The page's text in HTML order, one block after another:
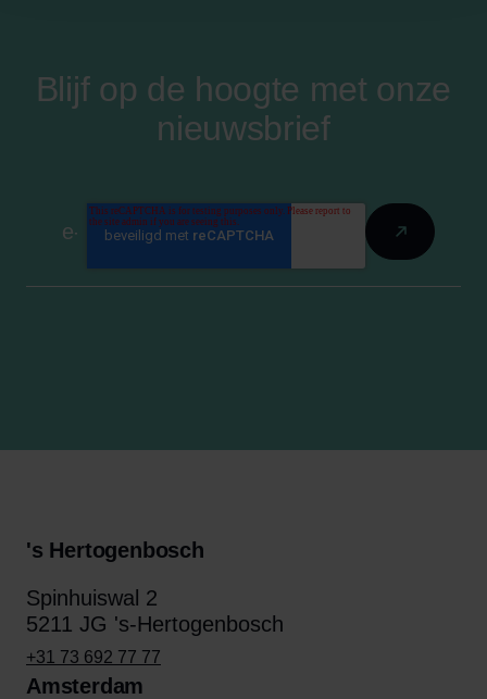
Blijf op de hoogte met onze
nieuwsbrief
's Hertogenbosch
Spinhuiswal 2
5211 JG 's-Hertogenbosch
+31 73 692 77 77
Amsterdam